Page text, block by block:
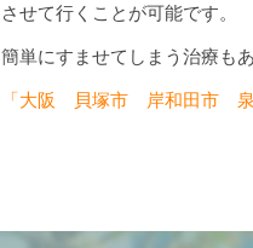
させて行くことが可能です。
簡単にすませてしまう治療も
「大阪 貝塚市 岸和田市 泉